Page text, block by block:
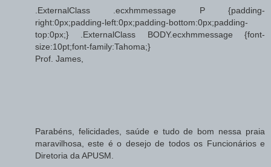
.ExternalClass .ecxhmmessage P {padding-
right:0px;padding-left:0px;padding-bottom:0px;padding-
top:0px;} .ExternalClass BODY.ecxhmmessage {font-
size:10pt;font-family:Tahoma;}
Prof. James,
Parabéns, felicidades, saúde e tudo de bom nessa praia
maravilhosa, este é o desejo de todos os Funcionários e
Diretoria da APUSM.